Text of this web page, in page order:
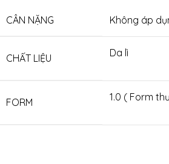
CÂN NẶNG Không áp
CHẤT LIỆU Da lì
FORM 1.0 ( Form